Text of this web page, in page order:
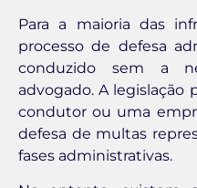
Para a maioria das
processo de defesa
conduzido sem a
advogado. A
condutor ou uma
defesa de multas
fases administrativas.